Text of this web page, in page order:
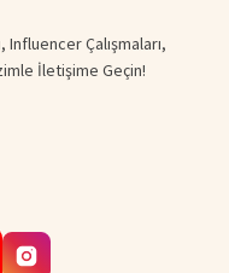
Influencer Çalışmaları,
İletişime Geçin!